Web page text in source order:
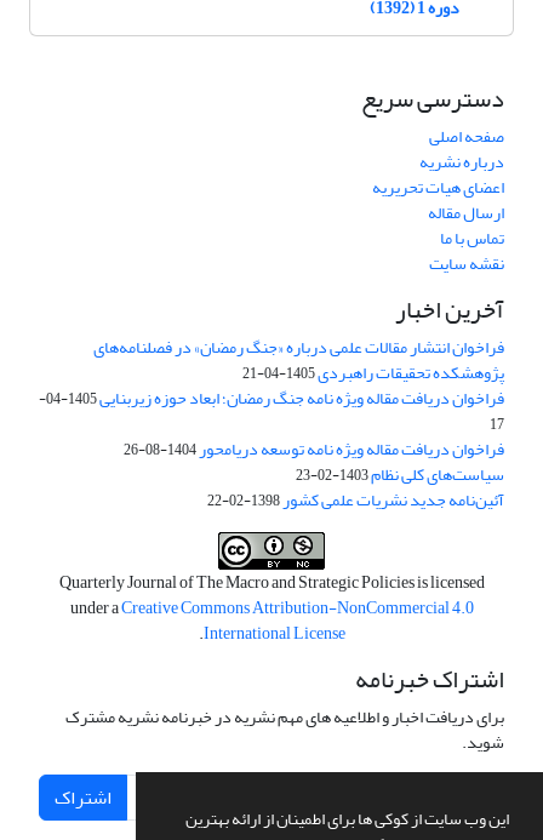
این وب سایت از کوکی ها برای اطمینان از ارائه بهترین
دوره 1 (1392)
دسترسی سریع
صفحه اصلی
درباره نشریه
اعضای هیات تحریریه
ارسال مقاله
تماس با ما
نقشه سایت
آخرین اخبار
فراخوان انتشار مقالات علمی درباره «جنگ رمضان» در فصلنامه‌های
پژوهشکده تحقیقات راهبردی1405-04-21
فراخوان دریافت مقاله ویژه نامه جنگ رمضان؛ ابعاد حوزه زیربنایی
1405-04-
17
فراخوان دریافت مقاله ویژه نامه توسعه دریامحور1404-08-26
سیاست‌های کلی نظام1403-02-23
آئین‌نامه جدید نشریات علمی کشور1398-02-22
Quarterly Journal of The Macro and Strategic Policies is licensed
under aCreative Commons Attribution-NonCommercial 4.0
International License
.
اشتراک خبرنامه
برای دریافت اخبار و اطلاعیه های مهم نشریه در خبرنامه نشریه مشترک
شوید.
اشتراک